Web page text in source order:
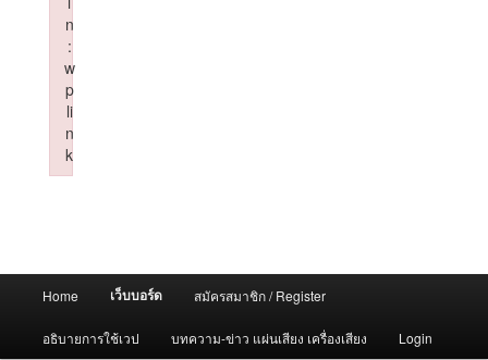
Home เว็บบอร์ด สมัครสมาชิก / Register
อธิบายการใช้เวป บทความ-ข่าว แผ่นเสียง เครื่องเสียง Login
n
:
w
p
li
n
k
Failed to initialize plugin: wplink